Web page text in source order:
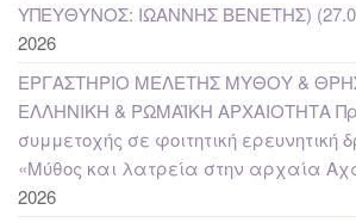
ΥΠΕΥΘΥΝΟΣ: ΙΩΑΝΝΗΣ ΒΕΝΕΤΗΣ)
2026
ΕΡΓΑΣΤΗΡΙΟ ΜΕΛΕΤΗΣ ΜΥΘΟΥ &
ΕΛΛΗΝΙΚΗ & ΡΩΜΑΪΚΗ ΑΡΧΑΙΟΤΗΤΑ
συμμετοχής σε φοιτητική
«Μύθος και λατρεία στην αρχαία
2026